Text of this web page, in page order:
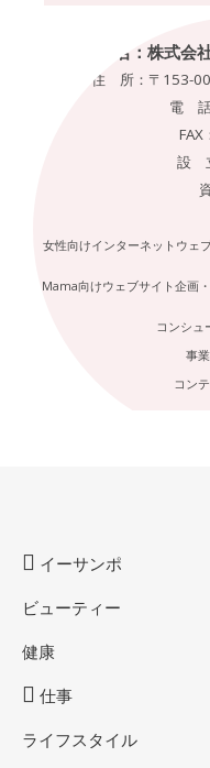
社 名：株式会
住 所：〒153-
電
設
女性向けインターネットウ
Mama向けウェブサイト企
コンシュ
事
コン
イーサンポ
ビューティー
健康
仕事
ライフスタイル